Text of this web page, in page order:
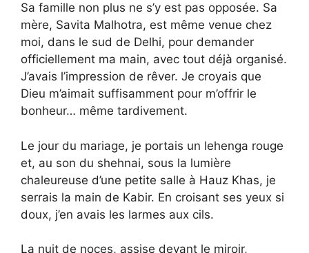
Sa famille non plus ne s’y est pas opposée. Sa
mère, Savita Malhotra, est même venue chez
moi, dans le sud de Delhi, pour demander
officiellement ma main, avec tout déjà organisé.
J’avais l’impression de rêver. Je croyais que
Dieu m’aimait suffisamment pour m’offrir le
bonheur… même tardivement.
Le jour du mariage, je portais un lehenga rouge
et, au son du shehnai, sous la lumière
chaleureuse d’une petite salle à Hauz Khas, je
serrais la main de Kabir. En croisant ses yeux si
doux, j’en avais les larmes aux cils.
La nuit de noces, assise devant le miroir,